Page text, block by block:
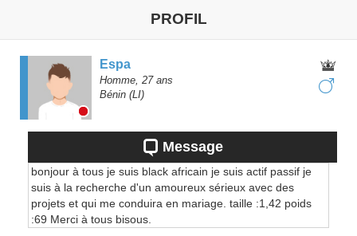
PROFIL
Espa
Homme, 27ans
Bénin (LI)
Message
bonjour à tous je suis black africain je suis actif passif je
suis à la recherche d'un amoureux sérieux avec des
projets et qui me conduira en mariage. taille :1,42 poids
:69 Merci à tous bisous.